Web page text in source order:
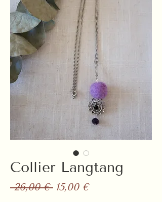
Collier Langtang
26,00 € Prix
15,00 €Prix